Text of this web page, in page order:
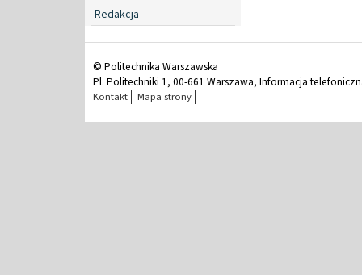
Redakcja
© Politechnika Warszawska
Pl. Politechniki 1, 00-661 Warszawa, Informacja
Kontakt Mapa strony